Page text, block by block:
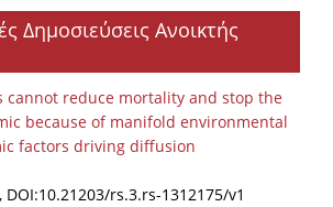
Δημοσιεύσεις Ανοικτής
cannot reduce mortality and stop the
because of manifold environmental
factors driving diffusion
DOI:10.21203/rs.3.rs-1312175/v1